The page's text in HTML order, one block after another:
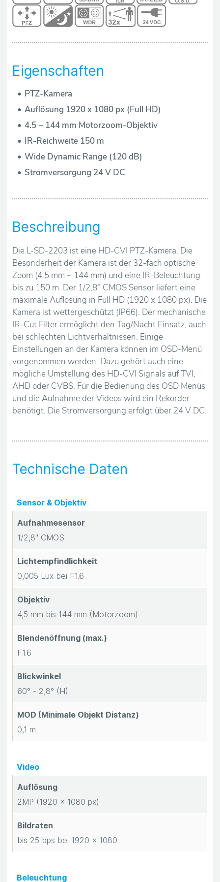
Eigenschaften
PTZ-Kamera
Auflösung 1920 x 1080 px (Full HD)
4.5 ~ 144 mm Motorzoom-Objektiv
IR-Reichweite 150 m
Wide Dynamic Range (120 dB)
Stromversorgung 24 V DC
Beschreibung
Die L-SD-2203 ist eine HD-CVI PTZ-Kamera. Die
Besonderheit der Kamera ist der 32-fach optische
Zoom (4.5 mm ~ 144 mm) und eine IR-Beleuchtung
bis zu 150 m. Der 1/2,8" CMOS Sensor liefert eine
maximale Auflösung in Full HD (1920 x 1080 px). Die
Kamera ist wettergeschützt (IP66). Der mechanische
IR-Cut Filter ermöglicht den Tag/Nacht Einsatz, auch
bei schlechten Lichtverhältnissen. Einige
Einstellungen an der Kamera können im OSD-Menü
vorgenommen werden. Dazu gehört auch eine
mögliche Umstellung des HD-CVI Signals auf TVI,
AHD oder CVBS. Für die Bedienung des OSD Menüs
und die Aufnahme der Videos wird ein Rekorder
benötigt. Die Stromversorgung erfolgt über 24 V DC.
Technische Daten
Sensor & Objektiv
Aufnahmesensor
1/2,8" CMOS
Lichtempfindlichkeit
0,005 Lux bei F1.6
Objektiv
4,5 mm bis 144 mm (Motorzoom)
Blendenöffnung (max.)
F1.6
Blickwinkel
60° - 2,8° (H)
MOD (Minimale Objekt Distanz)
0,1 m
Video
Auflösung
2MP (1920 x 1080 px)
Bildraten
bis 25 bps bei 1920 x 1080
Beleuchtung
n
d
l
e
r
b
e
r
u
n
s
S
e
r
v
i
c
L
ö
g
e
K
o
a